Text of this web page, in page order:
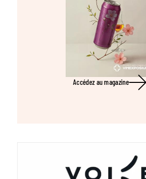
Accédez au magazine